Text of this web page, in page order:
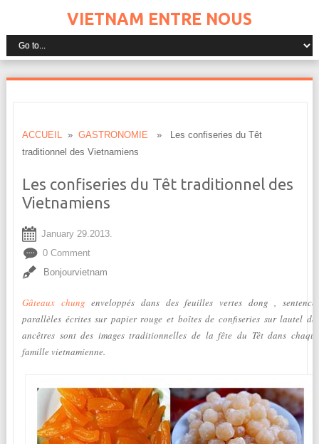
VIETNAM ENTRE NOUS
ACCUEIL» GASTRONOMIE » Les confiseries du Têt
traditionnel des Vietnamiens
Les confiseries du Têt traditionnel des
Vietnamiens
January 29.2013.
0 Comment
Bonjourvietnam
Gâteaux chungenveloppés dans des feuilles vertes dong , sentences
parallèles écrites sur papier rouge et boîtes de confiseries sur lautel des
ancêtres sont des images traditionnelles de la fête du Têt dans chaque
famille vietnamienne.